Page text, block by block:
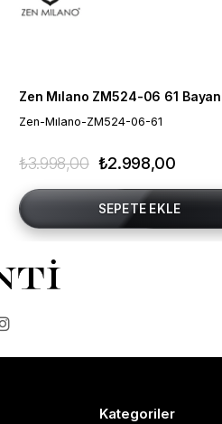
Zen-Mılano-ZM524-06-61
₺2.998,00
₺3.998,00
SEPETE EKLE
Kategoriler